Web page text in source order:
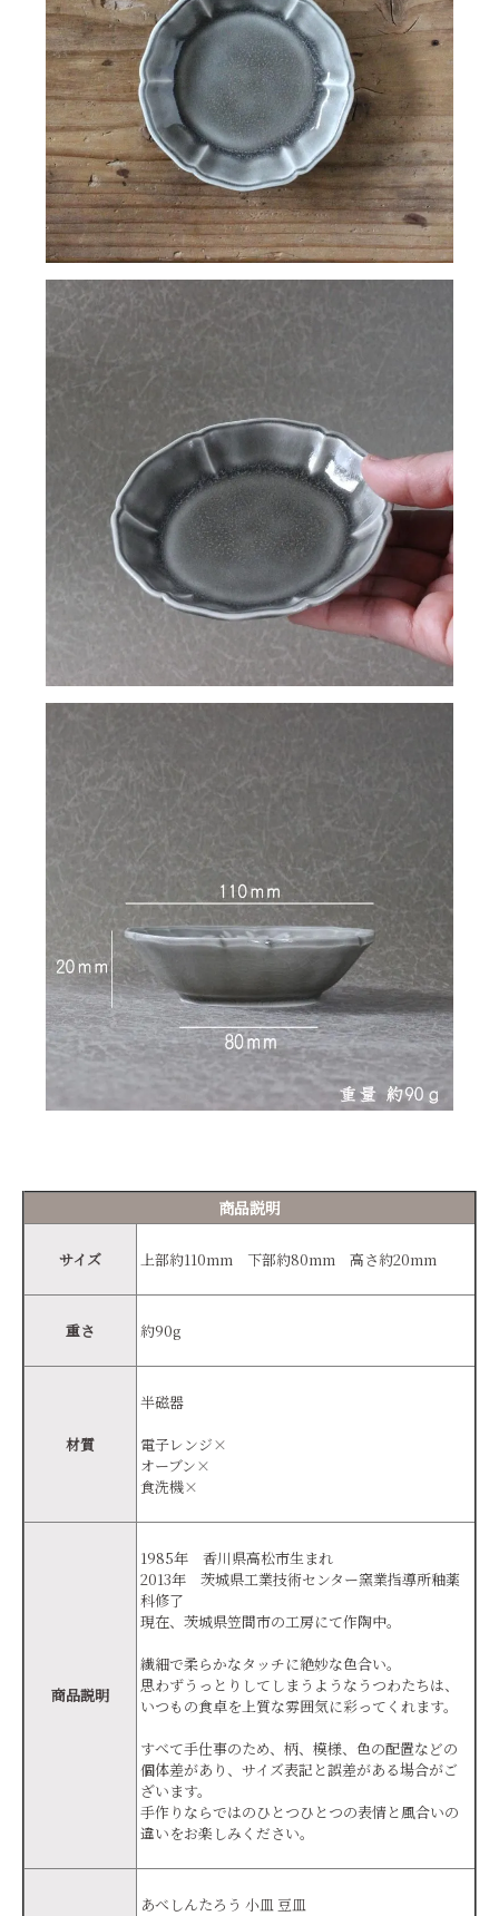
商品説明
サイズ 上部約110mm 下部約80mm 高さ約20mm
重さ 約90g
材質
半磁器
電子レンジ×
オーブン×
食洗機×
商品説明
1985年 香川県高松市生まれ
2013年 茨城県工業技術センター窯業指導所釉薬
科修了
現在、茨城県笠間市の工房にて作陶中。
繊細で柔らかなタッチに絶妙な色合い。
思わずうっとりしてしまうようなうつわたちは、
いつもの食卓を上質な雰囲気に彩ってくれます。
すべて手仕事のため、柄、模様、色の配置などの
個体差があり、サイズ表記と誤差がある場合がご
ざいます。
手作りならではのひとつひとつの表情と風合いの
違いをお楽しみください。
あべしんたろう 小皿 豆皿